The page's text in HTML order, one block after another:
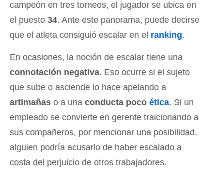
campeón en tres torneos, el jugador se ubica en
el puesto 34. Ante este panorama, puede decirse
que el atleta consiguió escalar en el ranking.
En ocasiones, la noción de escalar tiene una
connotación negativa. Eso ocurre si el sujeto
que sube o asciende lo hace apelando a
artimañas o a una conducta poco ética. Si un
empleado se convierte en gerente traicionando a
sus compañeros, por mencionar una posibilidad,
alguien podría acusarlo de haber escalado a
costa del perjuicio de otros trabajadores.